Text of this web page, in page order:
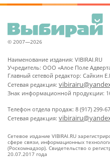
© 2007—2026
Наименование издания: VIBIRAI.RU
Учредитель: ООО «Алое Поле
Главный сетевой редактор: Сайкин
Сетевая редакция:
Знак информационной продукции:
Телефон отдела продаж: 8 (917) 299-
Сетевая редакция:
Сетевое издание VIBIRAI.RU
сфере связи, информационных
(Роскомнадзор). Свидетельство о
20.07.2017 года